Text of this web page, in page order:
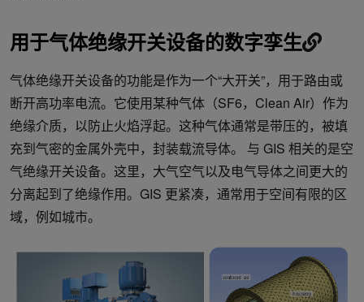
用于气体绝缘开关设备的数字孪生
气体绝缘开关设备的功能是作为一个“大开关”，用于路由或
断开高功率电流。它使用某种气体（SF6，Clean Air）作为
绝缘介质，以防止火焰浮起。这种气体通常是带压的，被填
充到气密的金属外壳中，封装载流导体。 与 GIS 相关的是空
气绝缘开关设备。这里，大气空气以及电气导体之间更大的
分离起到了绝缘作用。GIS 更紧凑，通常用于空间有限的区
域，例如城市。